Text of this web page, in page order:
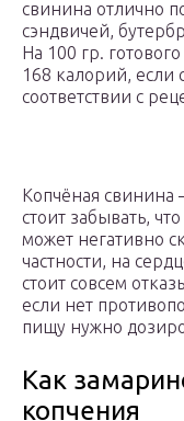
свинина отлично
сэндвичей,
На 100 гр.
168 калорий, если
соответствии с
Копчёная свинина
стоит забывать,
может негативно
частности, на
стоит совсем
если нет
пищу нужно
Как
копчения